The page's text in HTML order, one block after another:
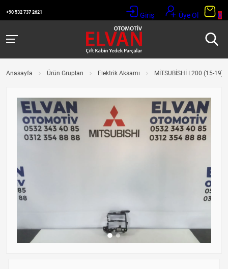
+90 532 737 2621 Giriş Üye Ol 0
Anasayfa Ürün Grupları Elektrik Aksamı MİTSUBİSHİ L200 (15-19)